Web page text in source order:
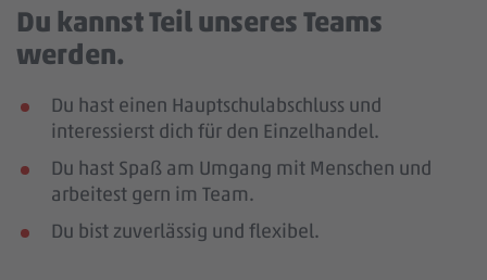
Du kannst Teil unseres Teams
werden.
Du hast einen Hauptschulabschluss und
interessierst dich für den Einzelhandel.
Du hast Spaß am Umgang mit Menschen und
arbeitest gern im Team.
Du bist zuverlässig und flexibel.